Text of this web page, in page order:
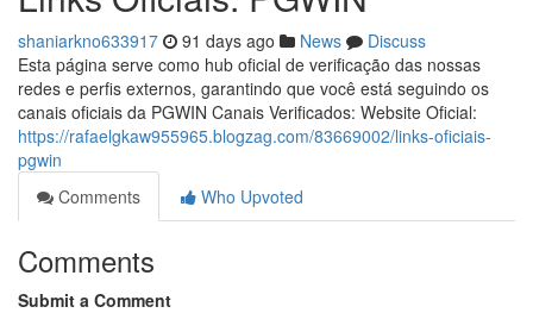
shaniarkno633917 91 days ago News
Discuss
Esta página serve como hub oficial de verificação das nossas
redes e perfis externos, garantindo que você está seguindo os
canais oficiais da PGWIN Canais Verificados: Website Oficial:
https://rafaelgkaw955965.blogzag.com/83669002/links-oficiais-
pgwin
Comments
Who Upvoted
Comments
Submit a Comment